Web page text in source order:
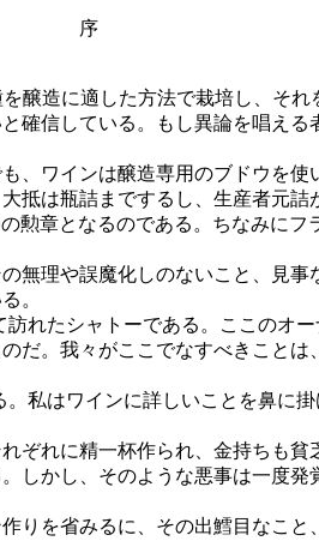
序
醸造に適した方法で栽培し、それ
信している。もし異論を唱え
ワインは醸造専用のブドウを
は瓶詰までするし、生産者元詰
の勲章となるのである。ちなみ
理や誤魔化しのないこと、見
。
れたシャトーである。ここのオ
。我々がここでなすべきこと
私はワインに詳しいことを鼻に
れに精一杯作られ、金持ちも
かし、そのような悪事は一度
を省みるに、その出鱈目なこ